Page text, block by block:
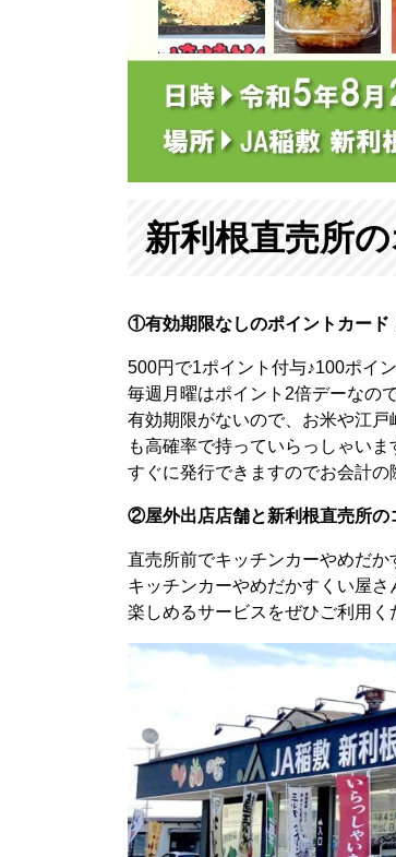
新利根直売所
①有効期限なしのポイントカード
500円で1ポイント付与♪100ポイ
毎週月曜はポイント2倍デーなの
有効期限がないので、お米や江
も高確率で持っていらっしゃいま
すぐに発行できますのでお会計の
②屋外出店店舗と新利根直売所の
直売所前でキッチンカーやめだか
キッチンカーやめだかすくい屋
楽しめるサービスをぜひご利用く